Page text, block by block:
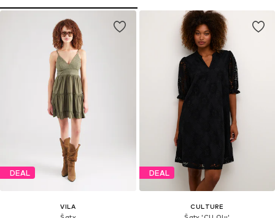
DEAL
VILA
DEAL
CULTURE